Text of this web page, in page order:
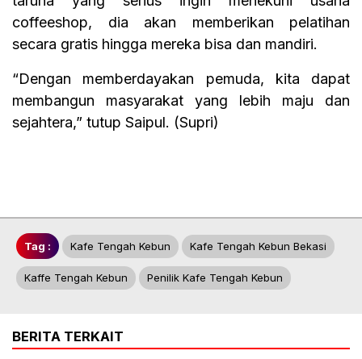
coffeeshop, dia akan memberikan pelatihan
secara gratis hingga mereka bisa dan mandiri.
“Dengan memberdayakan pemuda, kita dapat
membangun masyarakat yang lebih maju dan
sejahtera,” tutup Saipul. (Supri)
Tag : Kafe Tengah Kebun Kafe Tengah Kebun Bekasi
Kaffe Tengah Kebun Penilik Kafe Tengah Kebun
BERITA TERKAIT